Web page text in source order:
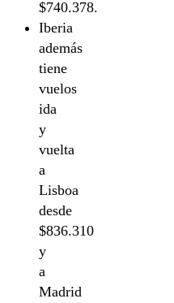
$740.378.
Iberia
además
tiene
vuelos
ida
y
vuelta
a
Lisboa
desde
$836.310
y
a
Madrid